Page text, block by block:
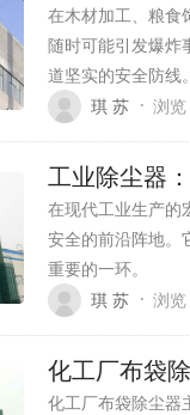
在木材加工、粮食
随时可能引发爆炸
道坚实的安全防线。
琪 苏 · 浏
工业除尘器
在现代工业生产的
安全的前沿阵地。
重要的一环。
琪 苏 · 浏
化工厂布袋
化工厂布袋除尘器